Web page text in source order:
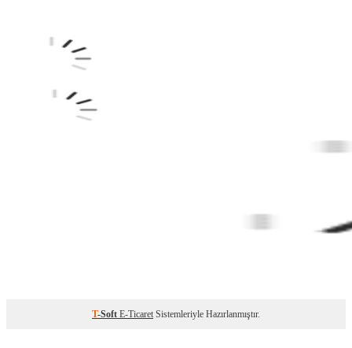
T-Soft E-Ticaret Sistemleriyle Hazırlanmıştır.